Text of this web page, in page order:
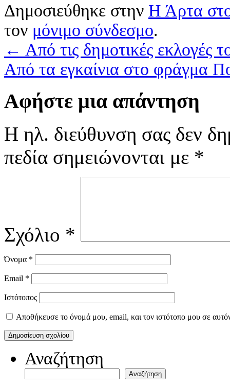
Δημοσιεύθηκε στην Η Άρτα
τον μόνιμο σύνδεσμο.
← Από τις δημοτικές εκλογές
Από τα εγκαίνια στο φράγμα
Αφήστε μια απάντηση
Η ηλ. διεύθυνση σας δεν
πεδία σημειώνονται με *
Σχόλιο *
Όνομα *
Email *
Ιστότοπος
Αποθήκευσε το όνομά μου, email, και τον ιστότοπο μου σε
Αναζήτηση
Αναζήτηση